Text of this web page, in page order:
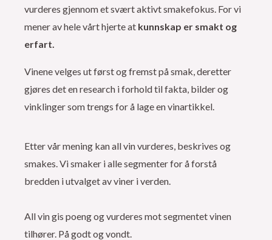
vurderes gjennom et svært aktivt smakefokus. For vi
mener av hele vårt hjerte at kunnskap er smakt og
erfart.
Vinene velges ut først og fremst på smak, deretter
gjøres det en research i forhold til fakta, bilder og
vinklinger som trengs for å lage en vinartikkel.
Etter vår mening kan all vin vurderes, beskrives og
smakes. Vi smaker i alle segmenter for å forstå
bredden i utvalget av viner i verden.
All vin gis poeng og vurderes mot segmentet vinen
tilhører. På godt og vondt.